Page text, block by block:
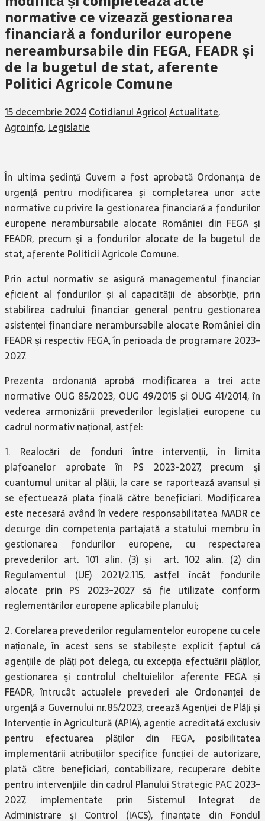
normative ce vizează gestionarea
financiară a fondurilor europene
nereambursabile din FEGA, FEADR și
de la bugetul de stat, aferente
Politici Agricole Comune
15 decembrie 2024Cotidianul AgricolActualitate,
Agroinfo,Legislatie
În ultima ședință Guvern a fost aprobată Ordonanţa de
urgență pentru modificarea şi completarea unor acte
normative cu privire la gestionarea financiară a fondurilor
europene nerambursabile alocate României din FEGA şi
FEADR, precum şi a fondurilor alocate de la bugetul de
stat, aferente Politicii Agricole Comune.
Prin actul normativ se asigură managementul financiar
eficient al fondurilor și al capacității de absorbție, prin
stabilirea cadrului financiar general pentru gestionarea
asistenței financiare nerambursabile alocate României din
FEADR și respectiv FEGA, în perioada de programare 2023-
2027.
Prezenta ordonanță aprobă modificarea a trei acte
normative OUG 85/2023, OUG 49/2015 și OUG 41/2014, în
vederea armonizării prevederilor legislației europene cu
cadrul normativ național, astfel:
1. Realocări de fonduri între intervenții, în limita
plafoanelor aprobate în PS 2023-2027, precum şi
cuantumul unitar al plății, la care se raportează avansul și
se efectuează plata finală către beneficiari. Modificarea
este necesară având în vedere responsabilitatea MADR ce
decurge din competența partajată a statului membru în
gestionarea fondurilor europene, cu respectarea
prevederilor art. 101 alin. (3) și art. 102 alin. (2) din
Regulamentul (UE) 2021/2.115, astfel încât fondurile
alocate prin PS 2023-2027 să fie utilizate conform
reglementărilor europene aplicabile planului;
2. Corelarea prevederilor regulamentelor europene cu cele
naționale, în acest sens se stabilește explicit faptul că
agențiile de plăți pot delega, cu excepția efectuării plăților,
gestionarea şi controlul cheltuielilor aferente FEGA și
FEADR, întrucât actualele prevederi ale Ordonanței de
urgență a Guvernului nr.85/2023, creează Agenției de Plăți și
Intervenție în Agricultură (APIA), agenție acreditată exclusiv
pentru efectuarea plăților din FEGA, posibilitatea
implementării atribuțiilor specifice funcției de autorizare,
plată către beneficiari, contabilizare, recuperare debite
pentru intervențiile din cadrul Planului Strategic PAC 2023-
2027, implementate prin Sistemul Integrat de
Administrare şi Control (IACS), finanțate din Fondul